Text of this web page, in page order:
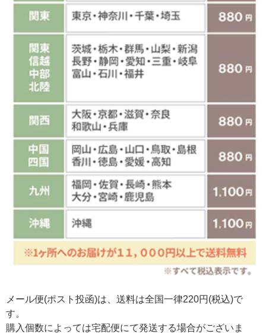
メール便(ポスト投函)は、送料は全国一律220円(税込)で
す。
購入個数によっては宅配便にて発送する場合がございま